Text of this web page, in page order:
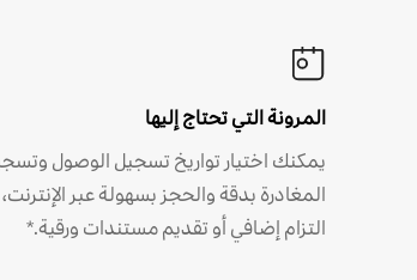
المرونة التي تحتاج إليها
يمكنك اختيار تواريخ تسجيل الوصول
المغادرة بدقة والحجز بسهولة عبر
التزام إضافي أو تقديم مستندات ورقية.*